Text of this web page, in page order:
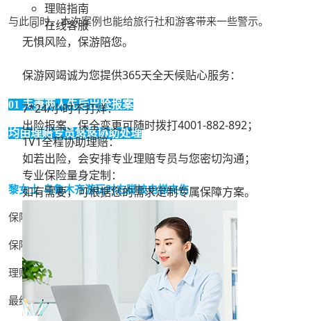
理赔指南
在线客服
无惧风险，保游陪您。
保游网竭诚为您提供365天全天候贴心服务：
7*24/小时不打烊：
出险报案、保全变更可随时拨打4001-882-892；
1V1全程协助理赔：
如若出险，会安排专业理赔专员与您密切沟通；
专业保险量身定制：
如有需要，可根据您的需求定制专属保障方案。
与此同时，本次案例也能给旅行社和游客带来一些警示。
01 夫妻两人先后出险报案
均由理赔专员悠悠协助处理
黎女士-乌鲁木齐游玩时右脚被电梯夹伤
保险产品：保游畅心游境内旅行险
保障日期：2023.04.18~2023.05.07
理赔内容：医疗费用
最终获赔金额：6874.85元